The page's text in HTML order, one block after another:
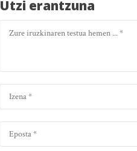
Utzi erantzuna